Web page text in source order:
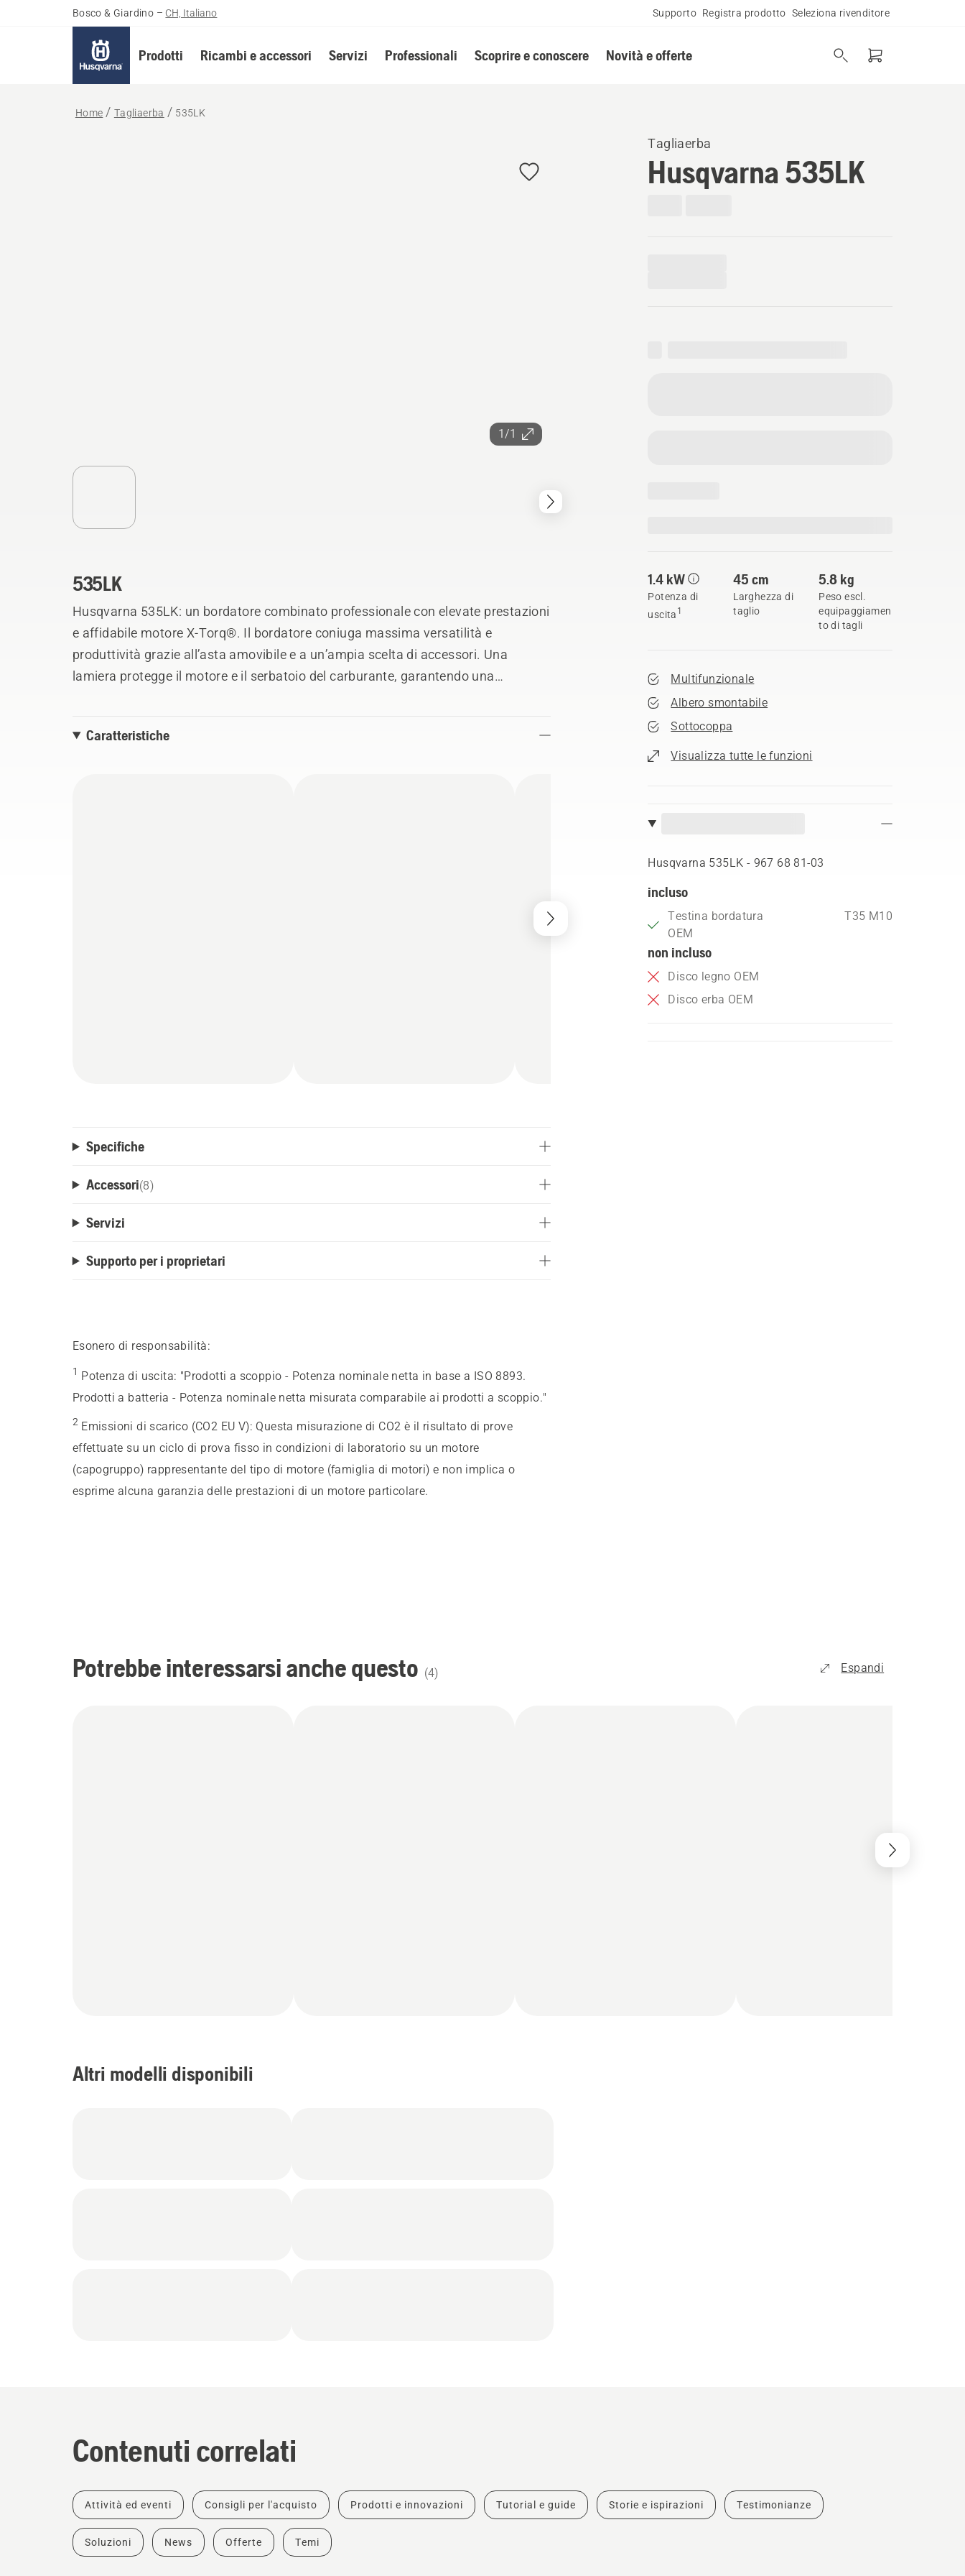
Bosco & Giardino – CH, Italiano Supporto Registra prodotto Seleziona rivenditore
Prodotti Ricambi e accessori Servizi Professionali Scoprire e conoscere Novità e offerte
Home Tagliaerba 535LK
1/1
Tagliaerba
Husqvarna 535LK
1.4 kW
Potenza di
uscita 1
45 cm
Larghezza di
taglio
5.8 kg
Peso escl.
equipaggiamen
to di tagli
Multifunzionale
Albero smontabile
Sottocoppa
Visualizza tutte le funzioni
Husqvarna 535LK - 967 68 81‑03
incluso
Testina bordatura
OEM
T35 M10
non incluso
Disco legno OEM
Disco erba OEM
535LK
Husqvarna 535LK: un bordatore combinato professionale con elevate prestazioni
e affidabile motore X-Torq®. Il bordatore coniuga massima versatilità e
produttività grazie all’asta amovibile e a un’ampia scelta di accessori. Una
lamiera protegge il motore e il serbatoio del carburante, garantendo una
Caratteristiche
Specifiche
Accessori(8)
Servizi
Supporto per i proprietari
Esonero di responsabilità:
1 Potenza di uscita: "Prodotti a scoppio - Potenza nominale netta in base a ISO 8893.
Prodotti a batteria - Potenza nominale netta misurata comparabile ai prodotti a scoppio."
2 Emissioni di scarico (CO2 EU V): Questa misurazione di CO2 è il risultato di prove
effettuate su un ciclo di prova fisso in condizioni di laboratorio su un motore
(capogruppo) rappresentante del tipo di motore (famiglia di motori) e non implica o
esprime alcuna garanzia delle prestazioni di un motore particolare.
Potrebbe interessarsi anche questo (4) Espandi
Altri modelli disponibili
Contenuti correlati
Attività ed eventi Consigli per l'acquisto Prodotti e innovazioni Tutorial e guide Storie e ispirazioni Testimonianze
Soluzioni News Offerte Temi